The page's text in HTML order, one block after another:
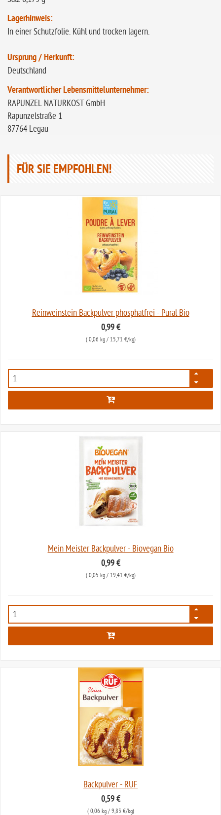
Lagerhinweis:
In einer Schutzfolie. Kühl und trocken lagern.
Ursprung / Herkunft:
Deutschland
Verantwortlicher Lebensmittelunternehmer:
RAPUNZEL NATURKOST GmbH
Rapunzelstraße 1
87764 Legau
FÜR SIE EMPFOHLEN!
Reinweinstein Backpulver phosphatfrei - Pural Bio
0,99 €
( 0,06 kg/ 15,71 €/kg)
393
Mein Meister Backpulver - Biovegan Bio
0,99 €
( 0,05 kg/ 19,41 €/kg)
512
Backpulver - RUF
0,59 €
( 0,06 kg/ 9,83 €/kg)